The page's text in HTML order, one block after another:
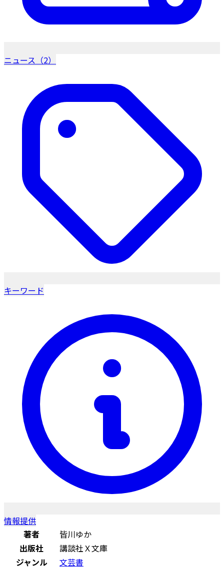
ニュース（2）
キーワード
情報提供
著者
皆川ゆか
出版社
講談社Ｘ文庫
ジャンル
文芸書